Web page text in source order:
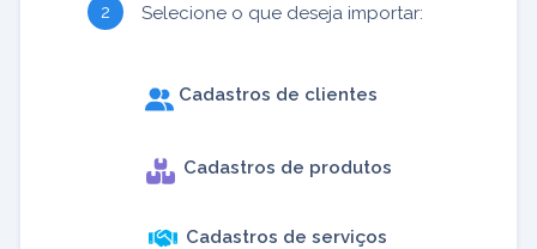
Selecione o que deseja importar:
Cadastros de clientes
Cadastros de produtos
Cadastros de serviços